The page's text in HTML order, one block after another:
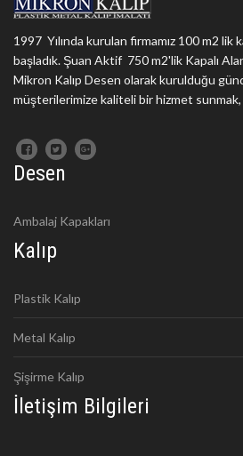
1997 Yılında kurulan firmamız 100 m2 lik
başladık. Şuan Aktif 750 m2'lik Kapalı
Mikron Kalıp Desen olarak kurulduğu
müşterilerimize kaliteli bir hizmet
Desen
Ambalaj Kapakları
Kalıp
Plastik Kalıp
Metal Kalıp
Şişirme Kalıp
İletişim Bilgileri